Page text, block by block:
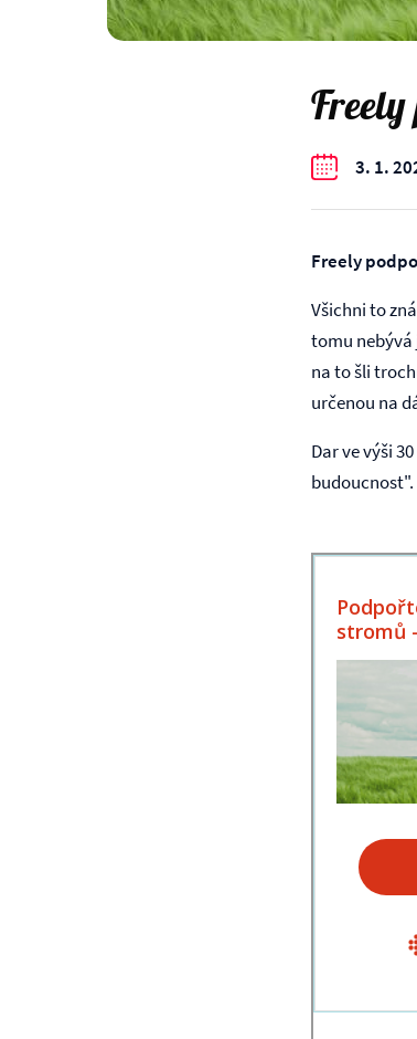
3. 1.
Freely
Všichni to
tomu nebývá
na to šli
určenou na
Dar ve výši
budoucnost".